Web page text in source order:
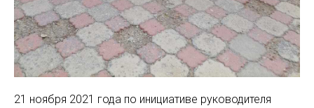
21 ноября 2021 года по инициативе руководителя